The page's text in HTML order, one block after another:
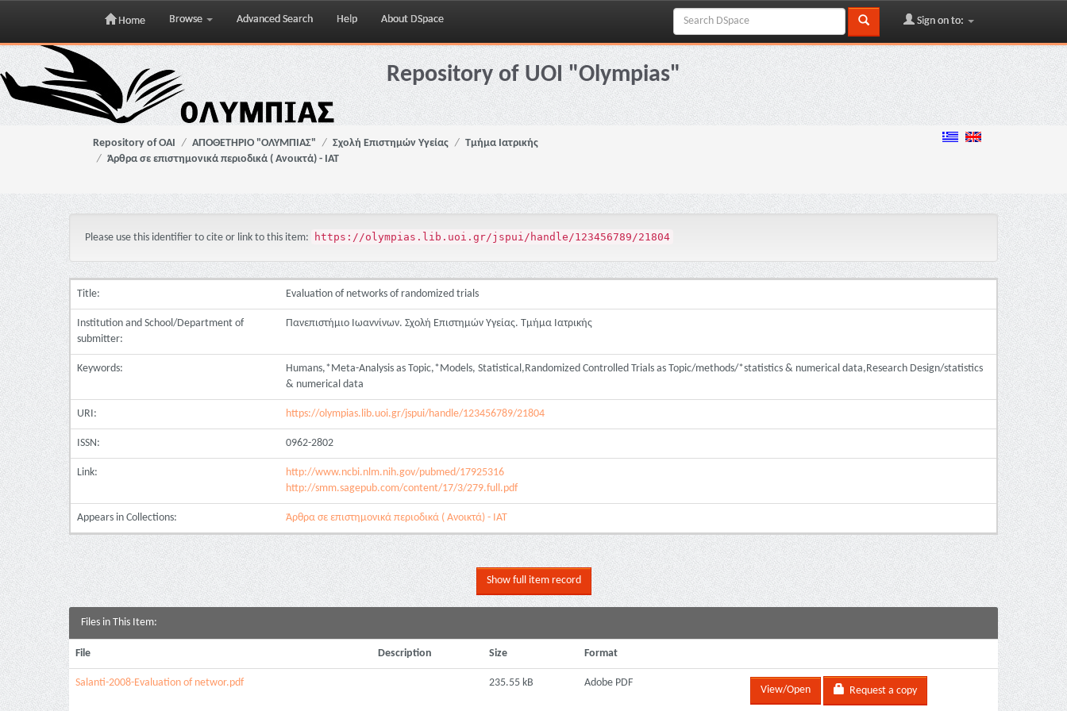
Skip
navigation
Home Browse Advanced Search Help About DSpace Sign on to:
Repository of UOI "Olympias"
Repository of OAI ΑΠΟΘΕΤΗΡΙΟ "ΟΛΥΜΠΙΑΣ" Σχολή Επιστημών Υγείας
Τμήμα Ιατρικής
Άρθρα σε επιστημονικά περιοδικά ( Ανοικτά) - ΙΑΤ
Please use this identifier to cite or link to this item: https://olympias.lib.uoi.gr/jspui/handle/123456789/21804
Title: Evaluation of networks of randomized trials
Institution and School/Department of
submitter:
Πανεπιστήμιο Ιωαννίνων. Σχολή Επιστημών Υγείας. Τμήμα Ιατρικής
Keywords:
Humans,*Meta-Analysis as Topic,*Models, Statistical,Randomized Controlled Trials as Topic/methods/*statistics & numerical data,Research Design/statistics
& numerical data
URI: https://olympias.lib.uoi.gr/jspui/handle/123456789/21804
ISSN: 0962-2802
Link:
http://www.ncbi.nlm.nih.gov/pubmed/17925316
http://smm.sagepub.com/content/17/3/279.full.pdf
Appears in Collections: Άρθρα σε επιστημονικά περιοδικά ( Ανοικτά) - ΙΑΤ
Show full item record
Files in This Item:
File Description Size Format
Salanti-2008-Evaluation of networ.pdf 235.55 kB Adobe PDF
View/Open Request a copy